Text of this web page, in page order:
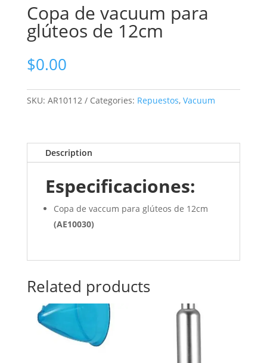
Copa de vacuum para
glúteos de 12cm
$0.00
SKU: AR10112 Categories: Repuestos, Vacuum
Description
Especificaciones:
Copa de vaccum para glúteos de 12cm
(AE10030)
Related products